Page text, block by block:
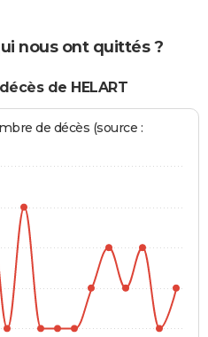
nous ont quittés ?
de HELART
de décès (source :